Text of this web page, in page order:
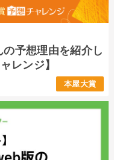
予想理由を紹介し
レンジ】
本屋大賞